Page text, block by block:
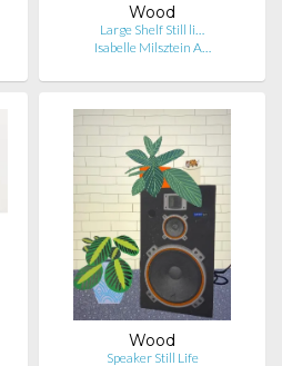
Wood
Large Shelf Still li…
Isabelle Milsztein A…
Wood
Speaker Still Life